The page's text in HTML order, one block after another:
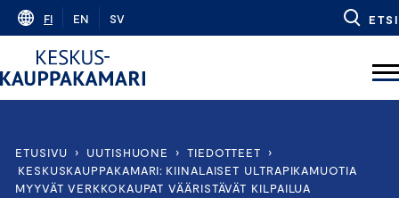
Skip
content
FI EN SV ETSI
ETUSIVU › UUTISHUONE › TIEDOTTEET
›
KESKUSKAUPPAKAMARI: KIINALAISET ULTRAPIKAMUOTIA
MYYVÄT VERKKOKAUPAT VÄÄRISTÄVÄT KILPAILUA